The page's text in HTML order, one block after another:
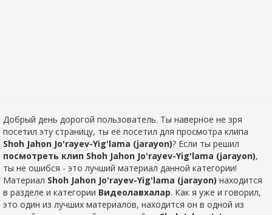
Добрый день дорогой пользователь. Ты наверное не зря
посетил эту страницу, ты её посетил для просмотра клипа
Shoh Jahon Jo'rayev-Yig'lama (jarayon)? Если ты решил
посмотреть клип Shoh Jahon Jo'rayev-Yig'lama (jarayon),
ты не ошибся - это лучший материал данной категории!
Материал Shoh Jahon Jo'rayev-Yig'lama (jarayon) находится
в разделе и категории Видеолавхалар. Как я уже и говорил,
это один из лучших материалов, находится он в одной из